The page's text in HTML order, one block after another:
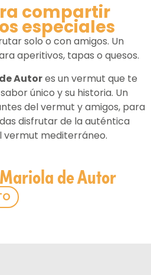
compartir
especiales
solo o con amigos. Un
aperitivos, tapas o quesos.
Autores un vermut que te
único y su historia. Un
del vermut y amigos, para
disfrutar de la auténtica
vermut mediterráneo.
de Autor